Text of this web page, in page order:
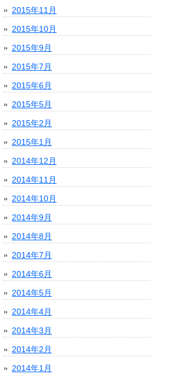
2015年11月
2015年10月
2015年9月
2015年7月
2015年6月
2015年5月
2015年2月
2015年1月
2014年12月
2014年11月
2014年10月
2014年9月
2014年8月
2014年7月
2014年6月
2014年5月
2014年4月
2014年3月
2014年2月
2014年1月